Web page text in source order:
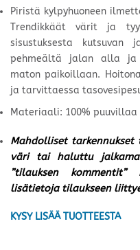
Piristä kylpyhuoneen
Trendikkäät värit ja
sisustuksesta kutsuvan
pehmeältä jalan alla ja
maton paikoillaan.
ja tarvittaessa
Materiaali: 100% puuvillaa
Mahdolliset tarkennukset
väri tai haluttu
”tilauksen kommentit”
lisätietoja tilaukseen
KYSY LISÄÄ TUOTTEESTA